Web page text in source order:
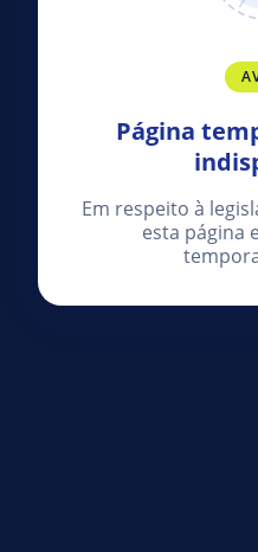
Página
Em respeito à
esta página